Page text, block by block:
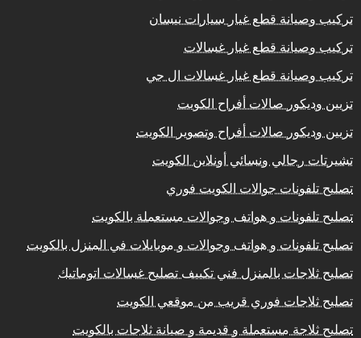
تركيب وصيانة قطع غيار سيارات نيسان
تركيب وصيانة قطع غيار غسالات
تركيب وصيانة قطع غيار غسالات ال جي
تزيين وديكور صالات أفراح الكويت
تزيين وديكور صالات أفراح وتصوير الكويت
تشيرتات رجالي ونسائي أونلاين الكويت
تصليح تلفونات جوالات الكويت فوري
تصليح تلفونات و هواتف وجوالات مستعملة بالكويت
تصليح تلفونات و هواتف وجوالات و موبايلات في المنزل بالكويت
تصليح ثلاجات بالمنزل فني تكييف تصليح غسالات اتوماتيك
تصليح ثلاجات فوري قريب من موقعي الكويت
تصليح ثلاجة مستعملة و قديمة و صيانة ثلاجات بالكويت